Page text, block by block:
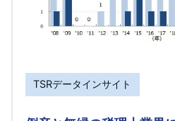
TSRデータインサイト